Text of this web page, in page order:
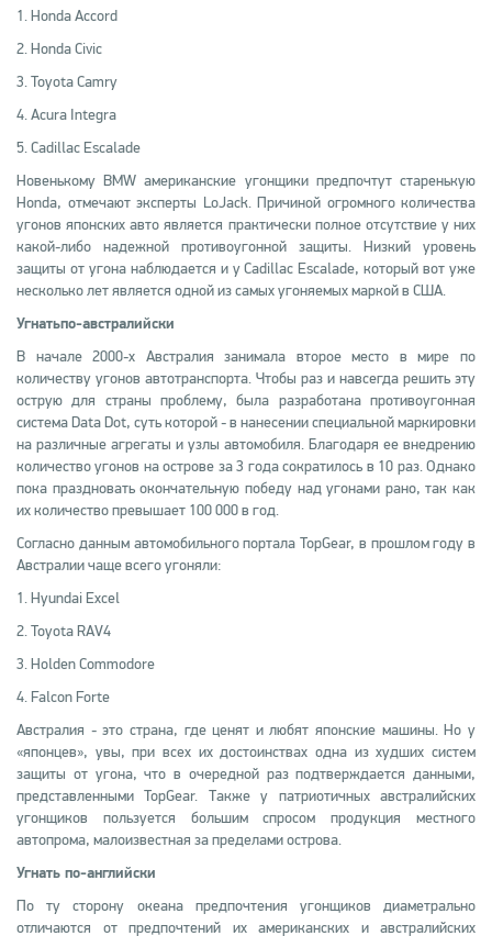
1. Honda Accord
2. Honda Civic
3. Toyota Camry
4. Acura Integra
5. Cadillac Escalade
Новенькому BMW американские угонщики предпочтут старенькую
Honda, отмечают эксперты LoJack. Причиной огромного количества
угонов японских авто является практически полное отсутствие у них
какой-либо надежной противоугонной защиты. Низкий уровень
защиты от угона наблюдается и у Cadillac Escalade, который вот уже
несколько лет является одной из самых угоняемых маркой в США.
Угнатьпо-австралийски
В начале 2000-х Австралия занимала второе место в мире по
количеству угонов автотранспорта. Чтобы раз и навсегда решить эту
острую для страны проблему, была разработана противоугонная
система Data Dot, суть которой - в нанесении специальной маркировки
на различные агрегаты и узлы автомобиля. Благодаря ее внедрению
количество угонов на острове за 3 года сократилось в 10 раз. Однако
пока праздновать окончательную победу над угонами рано, так как
их количество превышает 100 000 в год.
Согласно данным автомобильного портала TopGear, в прошлом году в
Австралии чаще всего угоняли:
1. Hyundai Excel
2. Toyota RAV4
3. Holden Commodore
4. Falcon Forte
Австралия - это страна, где ценят и любят японские машины. Но у
«японцев», увы, при всех их достоинствах одна из худших систем
защиты от угона, что в очередной раз подтверждается данными,
представленными TopGear. Также у патриотичных австралийских
угонщиков пользуется большим спросом продукция местного
автопрома, малоизвестная за пределами острова.
Угнать по-английски
По ту сторону океана предпочтения угонщиков диаметрально
отличаются от предпочтений их американских и австралийских